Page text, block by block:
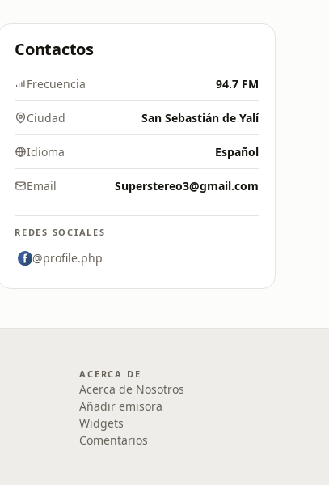
Contactos
Frecuencia 94.7 FM
Ciudad San Sebastián de Yalí
Idioma Español
Email Superstereo3@gmail.com
REDES SOCIALES
@profile.php
ACERCA DE
Acerca de Nosotros
Añadir emisora
Widgets
Comentarios